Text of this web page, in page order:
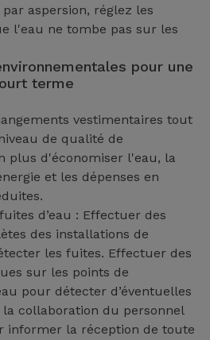
aspersion, réglez les
l'eau ne tombe pas sur les
pour une
terme
vestimentaires tout
de qualité de
plus d'économiser l'eau, la
et les dépenses en
d’eau : Effectuer des
des installations de
les fuites. Effectuer des
sur les points de
pour détecter d’éventuelles
la collaboration du personnel
informer la réception de toute